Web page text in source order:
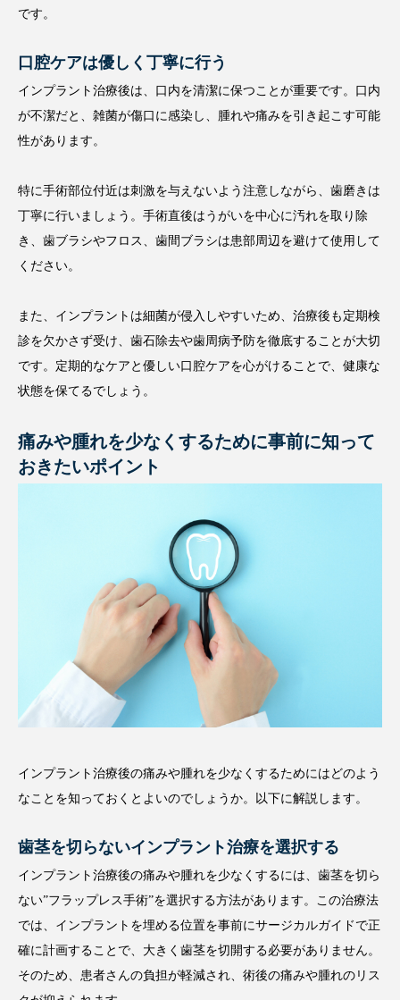
です。
口腔ケアは優しく丁寧に行う
インプラント治療後は、口内を清潔に保つことが重要です。口内
が不潔だと、雑菌が傷口に感染し、腫れや痛みを引き起こす可能
性があります。
特に手術部位付近は刺激を与えないよう注意しながら、歯磨きは
丁寧に行いましょう。手術直後はうがいを中心に汚れを取り除
き、歯ブラシやフロス、歯間ブラシは患部周辺を避けて使用して
ください。
また、インプラントは細菌が侵入しやすいため、治療後も定期検
診を欠かさず受け、歯石除去や歯周病予防を徹底することが大切
です。定期的なケアと優しい口腔ケアを心がけることで、健康な
状態を保てるでしょう。
痛みや腫れを少なくするために事前に知って
おきたいポイント
インプラント治療後の痛みや腫れを少なくするためにはどのよう
なことを知っておくとよいのでしょうか。以下に解説します。
歯茎を切らないインプラント治療を選択する
インプラント治療後の痛みや腫れを少なくするには、歯茎を切ら
ない”フラップレス手術”を選択する方法があります。この治療法
では、インプラントを埋める位置を事前にサージカルガイドで正
確に計画することで、大きく歯茎を切開する必要がありません。
そのため、患者さんの負担が軽減され、術後の痛みや腫れのリス